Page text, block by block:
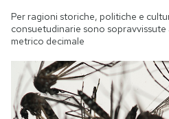
Hai bisogno di aiuto?
Esci
Per ragioni storiche, politiche e
consuetudinarie sono
metrico decimale